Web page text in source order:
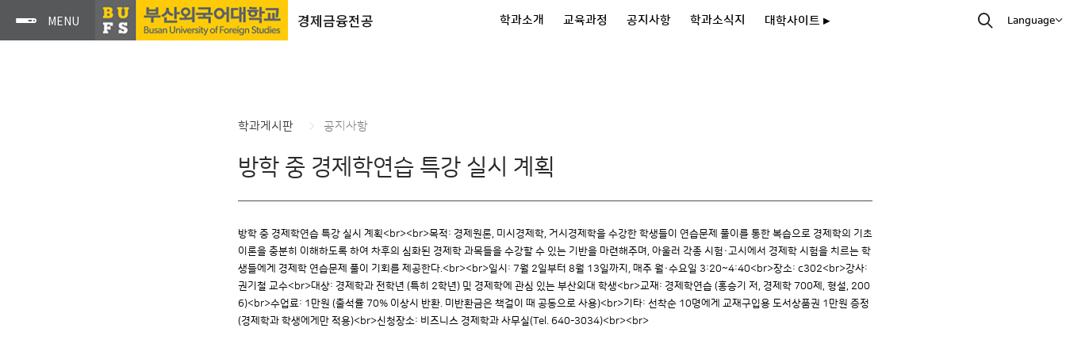
경제금융전공 학과소개 교육과정 공지사항 학과소식지 대학사이트 ▸ Language
학과게시판 공지사항
방학 중 경제학연습 특강 실시 계획
방학 중 경제학연습 특강 실시 계획<br><br>목적: 경제원론, 미시경제학, 거시경제학을 수강한 학생들이 연습문제 풀이를 통한 복습으로 경제학의 기초
이론을 충분히 이해하도록 하여 차후의 심화된 경제학 과목들을 수강할 수 있는 기반을 마련해주며, 아울러 각종 시험·고시에서 경제학 시험을 치르는 학
생들에게 경제학 연습문제 풀이 기회를 제공한다.<br><br>일시: 7월 2일부터 8월 13일까지, 매주 월·수요일 3:20~4:40<br>장소: c302<br>강사:
권기철 교수<br>대상: 경제학과 전학년 (특히 2학년) 및 경제학에 관심 있는 부산외대 학생<br>교재: 경제학연습 (홍승기 저, 경제학 700제, 형설, 200
6)<br>수업료: 1만원 (출석률 70% 이상시 반환. 미반환금은 책걸이 때 공동으로 사용)<br>기타: 선착순 10명에게 교재구입용 도서상품권 1만원 증정
(경제학과 학생에게만 적용)<br>신청장소: 비즈니스 경제학과 사무실(Tel. 640-3034)<br><br>